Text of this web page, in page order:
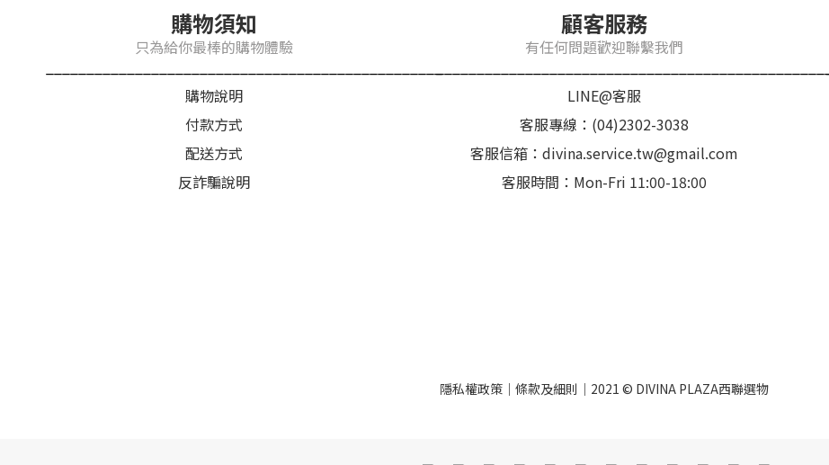
購物須知
只為給你最棒的購物體驗
購物說明
付款方式
配送方式
反詐騙說明
顧客服務
有任何問題歡迎聯繫我們
LINE@客服
客服專線：(04)2302-3038
客服信箱：divina.service.tw@gmail.com
客服時間：Mon-Fri 11:00-18:00
隱私權政策｜條款及細則｜2021 © DIVINA PLAZA西聯選物